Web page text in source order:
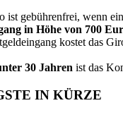
ist gebührenfrei, wenn
in Höhe von 700
kostet das
30 Jahren ist das
IN KÜRZE